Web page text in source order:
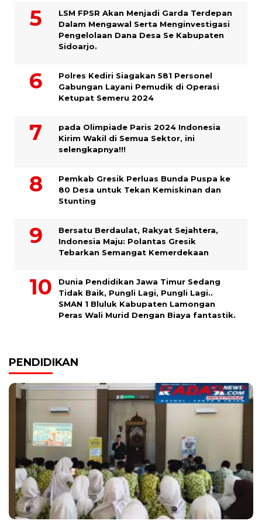
LSM FPSR Akan Menjadi Garda Terdepan
Dalam Mengawal Serta Menginvestigasi
Pengelolaan Dana Desa Se Kabupaten
Sidoarjo.
Polres Kediri Siagakan 581 Personel
Gabungan Layani Pemudik di Operasi
Ketupat Semeru 2024
pada Olimpiade Paris 2024 Indonesia
Kirim Wakil di Semua Sektor, ini
selengkapnya!!!
Pemkab Gresik Perluas Bunda Puspa ke
80 Desa untuk Tekan Kemiskinan dan
Stunting
Bersatu Berdaulat, Rakyat Sejahtera,
Indonesia Maju: Polantas Gresik
Tebarkan Semangat Kemerdekaan
Dunia Pendidikan Jawa Timur Sedang
Tidak Baik, Pungli Lagi, Pungli Lagi..
SMAN 1 Bluluk Kabupaten Lamongan
Peras Wali Murid Dengan Biaya fantastik.
PENDIDIKAN